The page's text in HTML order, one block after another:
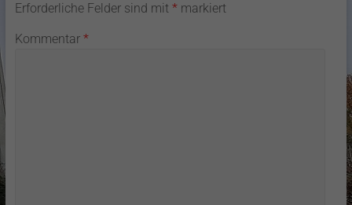
Erforderliche Felder sind mit* markiert
Kommentar*